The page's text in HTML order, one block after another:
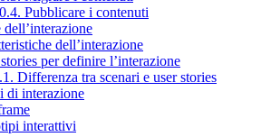
Pubblicare i contenuti
dell’interazione
dell’interazione
per definire l’interazione
Differenza tra scenari e user stories
di interazione
interattivi